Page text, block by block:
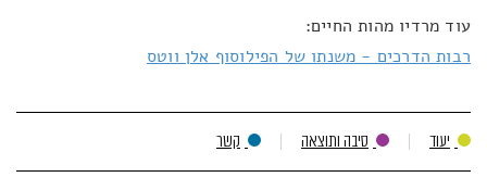
עוד מרדיו מהות החיים:
רבות הדרכים - משנתו של הפילוסוף אלן ווטס
יעוד סיבה ותוצאה קשר